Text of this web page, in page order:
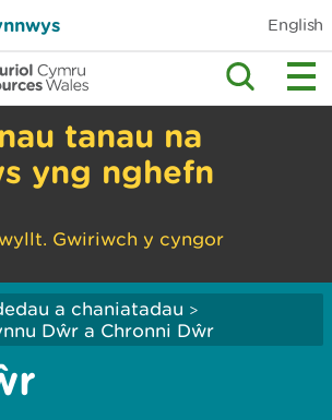
English
tanau na
yng nghefn
Gwiriwch y cyngor
a chaniatadau >
Dŵr a Chronni Dŵr